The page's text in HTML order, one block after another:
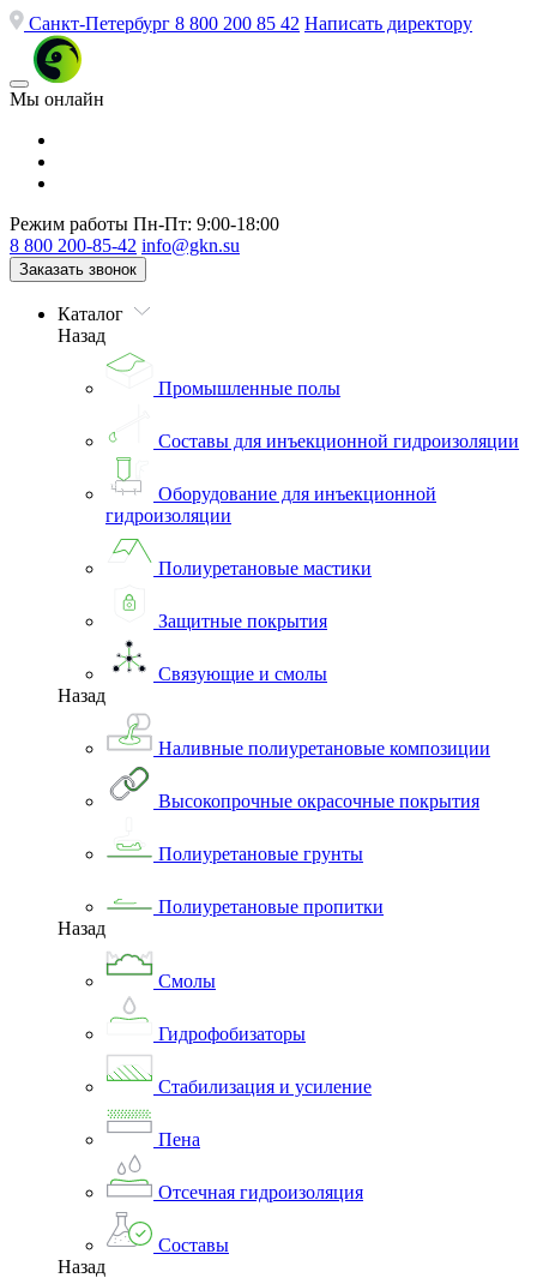
Санкт-Петербург 8 800 200 85 42 Написать директору
Мы онлайн
Режим работы Пн-Пт: 9:00-18:00
8 800 200-85-42 info@gkn.su
Заказать звонок
Каталог
Назад
Промышленные полы
Составы для инъекционной гидроизоляции
Оборудование для инъекционной
гидроизоляции
Полиуретановые мастики
Защитные покрытия
Связующие и смолы
Назад
Наливные полиуретановые композиции
Высокопрочные окрасочные покрытия
Полиуретановые грунты
Полиуретановые пропитки
Назад
Смолы
Гидрофобизаторы
Стабилизация и усиление
Пена
Отсечная гидроизоляция
Составы
Назад